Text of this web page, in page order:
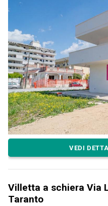
VEDI
Villetta a schiera Via
Taranto